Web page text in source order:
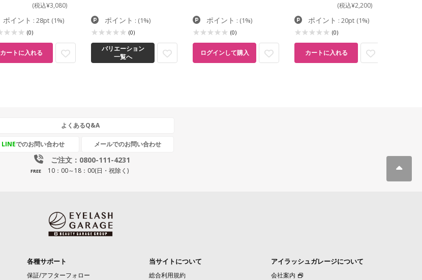
(税込¥3,080)
ポイント : 28pt (1%)
(0)
カートに入れる
ポイント : (1%)
(0)
バリエーション
一覧へ
ポイント : (1%)
(0)
ログインして購入
(税込¥2,200)
ポイント : 20pt (1%)
(0)
カートに入れる
よくあるQ&A
LINEでのお問い合わせ メールでのお問い合わせ
ご注文：0800-111-4231
FREE 10：00～18：00(日・祝除く)
各種サポート
保証/アフターフォロー
当サイトについて
総合利用規約
アイラッシュガレージについて
会社案内